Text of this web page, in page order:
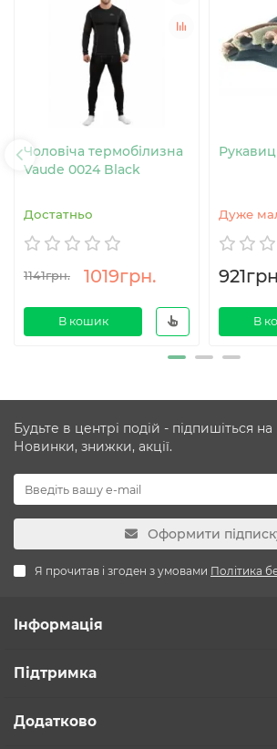
Чоловіча термобілизна
Vaude 0024 Black
Достатньо
1141грн. 1019грн.
В кошик
Дуже
В
Будьте в центрі подій - підпишіться
Новинки, знижки, акції.
Оформити
Я прочитав і згоден з умовами Політика
Інформація
Підтримка
Додатково